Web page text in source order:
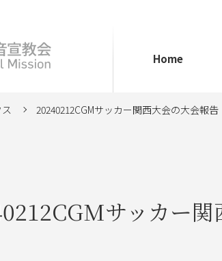
Home
20240212CGMサッカー関西大会の大会報告
サッカー